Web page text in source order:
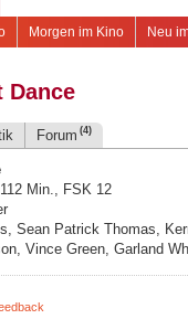
Neu
Morgen im Kino
Dance
Forum (4)
Min., FSK 12
Sean Patrick Thomas,
Vince Green, Garland